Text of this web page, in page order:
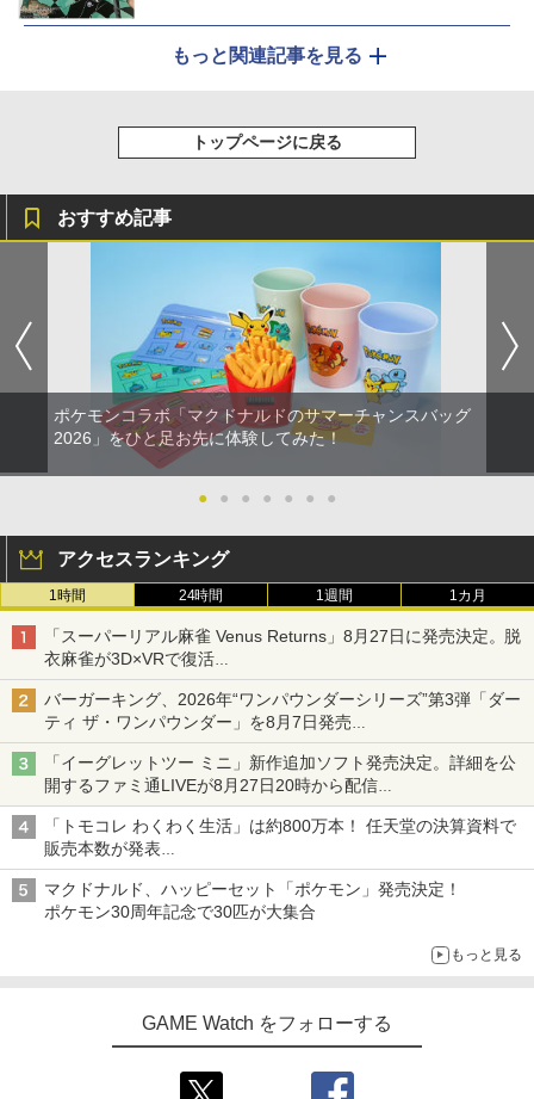
もっと関連記事を見る
トップページに戻る
おすすめ記事
ポケモンコラボ「マクドナルドのサマーチャンスバッグ
2026」をひと足お先に体験してみた！
● ● ● ● ● ● ●
アクセスランキング
1時間 24時間 1週間 1カ月
「スーパーリアル麻雀 Venus Returns」8月27日に発売決定。脱
衣麻雀が3D×VRで復活
発売から2週間は20%オフになるセールが実施
バーガーキング、2026年“ワンパウンダーシリーズ”第3弾「ダー
ティ ザ・ワンパウンダー」を8月7日発売
「特製ガーリックマヨソース」を使用した超大型チーズバーガー
「イーグレットツー ミニ」新作追加ソフト発売決定。詳細を公
開するファミ通LIVEが8月27日20時から配信
シリーズ累計100タイトルへ
「トモコレ わくわく生活」は約800万本！ 任天堂の決算資料で
販売本数が発表
「ぽこポケ」は127万本に
マクドナルド、ハッピーセット「ポケモン」発売決定！
ポケモン30周年記念で30匹が大集合
もっと見る
GAME Watch をフォローする